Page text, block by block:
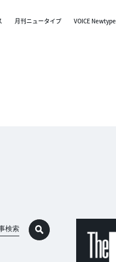
月刊ニュータイプ VOICE Newtype
検索